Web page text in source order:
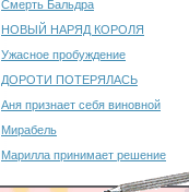
Смерть Бальдра
НОВЫЙ НАРЯД КОРОЛЯ
Ужасное пробуждение
ДОРОТИ ПОТЕРЯЛАСЬ
Аня признает себя виновной
Мирабель
Марилла принимает решение